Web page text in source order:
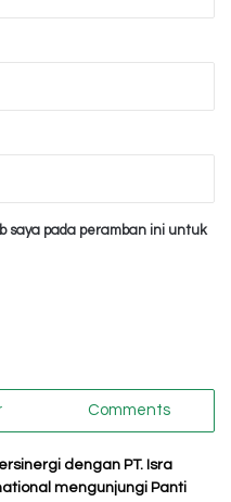
saya pada peramban ini untuk
Comments
dengan PT. Isra
mengunjungi Panti